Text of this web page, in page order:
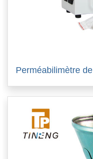
Perméabilimètre